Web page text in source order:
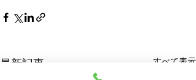
最新記事 すべて表示